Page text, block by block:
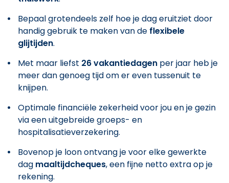
Bepaal grotendeels zelf hoe je dag eruitziet door
handig gebruik te maken van de flexibele
glijtijden.
Met maar liefst 26 vakantiedagen per jaar heb je
meer dan genoeg tijd om er even tussenuit te
knijpen.
Optimale financiële zekerheid voor jou en je gezin
via een uitgebreide groeps- en
hospitalisatieverzekering.
Bovenop je loon ontvang je voor elke gewerkte
dag maaltijdcheques, een fijne netto extra op je
rekening.